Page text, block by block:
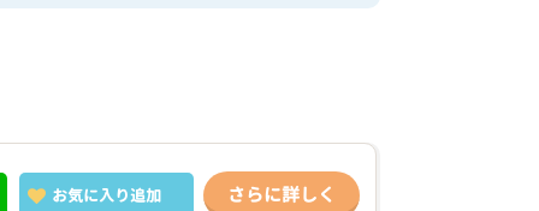
お気に入り追加 さらに詳しく